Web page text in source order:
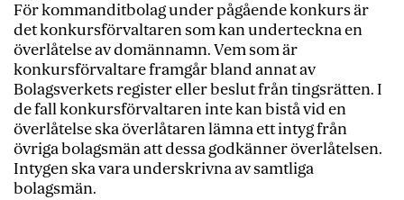
För kommanditbolag under pågående konkurs är
det konkursförvaltaren som kan underteckna en
överlåtelse av domännamn. Vem som är
konkursförvaltare framgår bland annat av
Bolagsverkets register eller beslut från tingsrätten. I
de fall konkursförvaltaren inte kan bistå vid en
överlåtelse ska överlåtaren lämna ett intyg från
övriga bolagsmän att dessa godkänner överlåtelsen.
Intygen ska vara underskrivna av samtliga
bolagsmän.